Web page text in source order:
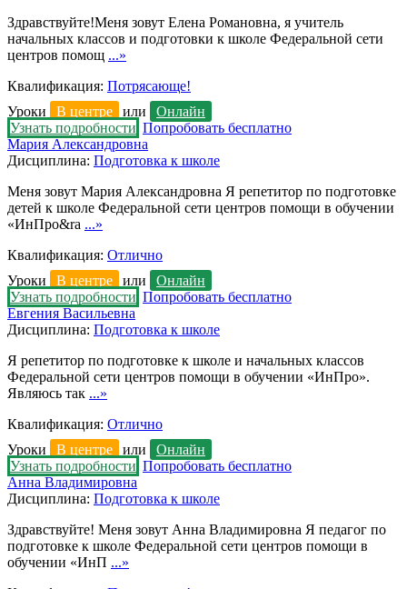
Здравствуйте!Меня зовут Елена Романовна, я учитель
начальных классов и подготовки к школе Федеральной сети
центров помощ ...»
Квалификация: Потрясающе!
Уроки
В центре или
Онлайн
Узнать подробности Попробовать бесплатно
Мария Александровна
Дисциплина: Подготовка к школе
Меня зовут Мария Александровна Я репетитор по подготовке
детей к школе Федеральной сети центров помощи в обучении
«ИнПро&ra ...»
Квалификация: Отлично
Уроки
В центре или
Онлайн
Узнать подробности Попробовать бесплатно
Евгения Васильевна
Дисциплина: Подготовка к школе
Я репетитор по подготовке к школе и начальных классов
Федеральной сети центров помощи в обучении «ИнПро».
Являюсь так ...»
Квалификация: Отлично
Уроки
В центре или
Онлайн
Узнать подробности Попробовать бесплатно
Анна Владимировна
Дисциплина: Подготовка к школе
Здравствуйте! Меня зовут Анна Владимировна Я педагог по
подготовке к школе Федеральной сети центров помощи в
обучении «ИнП ...»